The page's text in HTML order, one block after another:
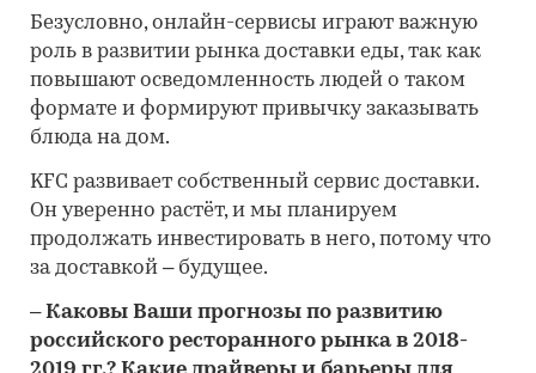
Безусловно, онлайн-сервисы играют важную
роль в развитии рынка доставки еды, так как
повышают осведомленность людей о таком
формате и формируют привычку заказывать
блюда на дом.
KFC развивает собственный сервис доставки.
Он уверенно растёт, и мы планируем
продолжать инвестировать в него, потому что
за доставкой – будущее.
– Каковы Ваши прогнозы по развитию
российского ресторанного рынка в 2018-